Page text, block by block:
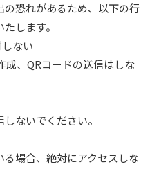
恐れがあるため、以下の行
します。
ない
、QRコードの送信はしな
ないでください。
場合、絶対にアクセスしな